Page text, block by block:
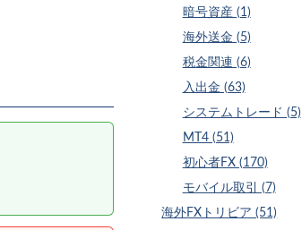
暗号資産 (1)
海外送金 (5)
税金関連 (6)
入出金 (63)
システムトレード (5)
MT4 (51)
初心者FX (170)
モバイル取引 (7)
海外FXトリビア (51)